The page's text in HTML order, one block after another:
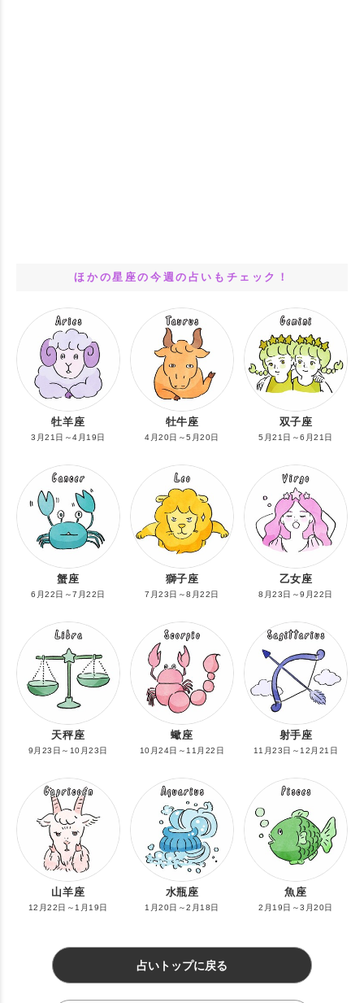
ほかの星座の今週の占いもチェック！
牡羊座
3月21日～4月19日
牡牛座
4月20日～5月20日
双子座
5月21日～6月21日
蟹座
6月22日～7月22日
獅子座
7月23日～8月22日
乙女座
8月23日～9月22日
天秤座
9月23日～10月23日
蠍座
10月24日～11月22日
射手座
11月23日～12月21日
山羊座
12月22日～1月19日
水瓶座
1月20日～2月18日
魚座
2月19日～3月20日
占いトップに戻る